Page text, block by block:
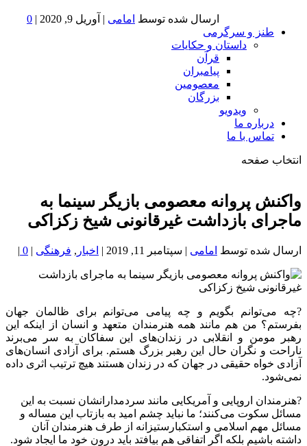
ارسال شده توسط امامی | آوریل 9, 2020 |
0
طنز و سرگرمی
داستان و حکایات
قرآن
پیامبران
معصومین
بزرگان
ویدویو
درباره ما
تماس با ما
انتخاب صفحه
خون
شمال
تهران
واکنش پروانه معصومی بازیگر سینما به
ماجرای بازداشت غیرقانونی شیخ زکزاکی
ارسال شده توسط امامی | سپتامبر 11, 2019 | اخبار , فرهنگی |
0
|
?چه می‌توانم بگویم و چه پیامی می‌توانم برای ظالمان جهان
بفرستم؟ من هم مانند همه هنرمندان متعهد و انسان از اینکه این
رهبر مومن و انقلابی در زندان‌های این سفاکان به سر می‌برند
ناراحت و نگران حال این رهبر بزرگ هستم. برای آزادی انسان‌های
آزادی خواه حقیقی در جهان که در زندان هستند هیچ ترتیب اثری داده
نمی‌شود.
?هنرمندان اروپایی و آمریکایی مانند سردمدارانشان نسبت به این
مسائل سکوت می‌کنند؛ ما نباید چشم امید به بازتاب این مساله و
مسائل مهم اسلامی و استکبارستیزانه از طرف هنرمندان آنان
داشته باشیم بلکه اگر اتفاقی هم بیافتد باید درون خود ما ایجاد شود.